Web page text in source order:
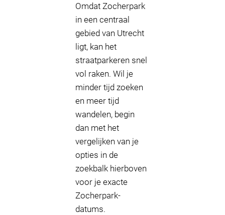
Omdat Zocherpark
in een centraal
gebied van Utrecht
ligt, kan het
straatparkeren snel
vol raken. Wil je
minder tijd zoeken
en meer tijd
wandelen, begin
dan met het
vergelijken van je
opties in de
zoekbalk hierboven
voor je exacte
Zocherpark-
datums.